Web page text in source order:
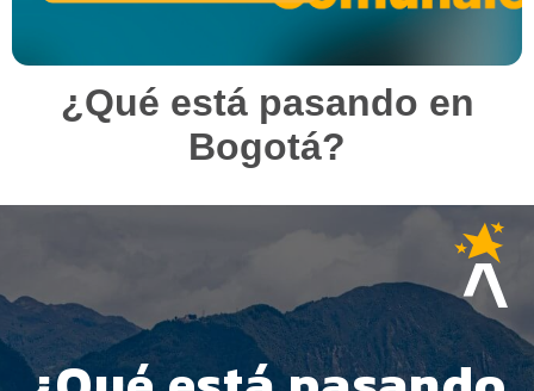
¿Qué está pasando en
Bogotá?